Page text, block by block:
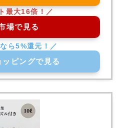
場で見る
ピングで見る